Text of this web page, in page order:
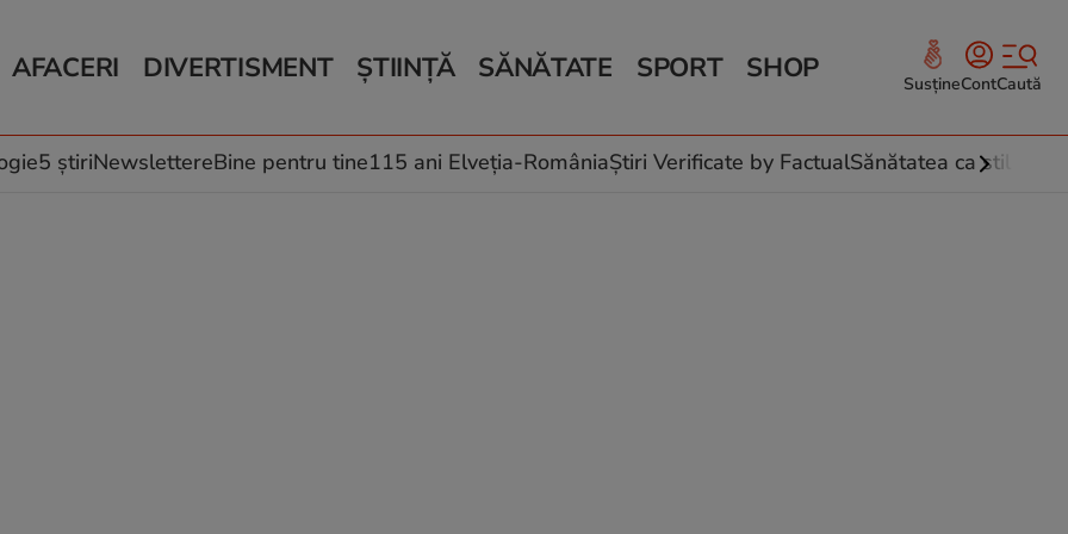
AFACERI
Auto
Locuri de muncă
DIVERTISMENT
Horoscop
Muzică și Filme
ȘTIINȚĂ
Schimbări climatice
SĂNĂTATE
Relații
Rețete culinare
SPORT SHOP SusțineContCaută
5 știriNewslettereBine pentru tine115 ani Elveția-RomâniaȘtiri Verificate by FactualSănătatea ca stil de